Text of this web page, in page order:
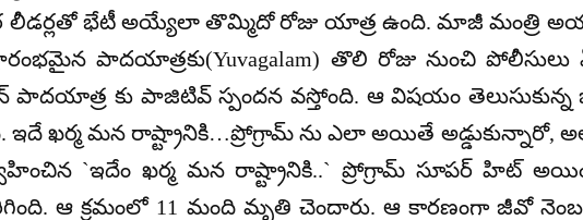
లీడర్లతో భేటీ అయ్యేలా తొమ్మిదో రోజు యాత్ర ఉంది. మాజీ మంత్రి
పాదయాత్రకు(Yuvagalam) తొలి రోజు నుంచి పోలీసులు
కు పాజిటివ్ స్పందన వస్తోంది. ఆ విషయం తెలుసుకున్న
ఇదే ఖర్మ మన రాష్ట్రానికి…ప్రోగ్రామ్ ను ఎలా అయితే అడ్డుకున్నారో,
`ఇదేం ఖర్మ మన రాష్ట్రానికి..` ప్రోగ్రామ్ సూపర్ హిట్
ఆ క్రమంలో 11 మంది మృతి చెందారు. ఆ కారణంగా జీవో